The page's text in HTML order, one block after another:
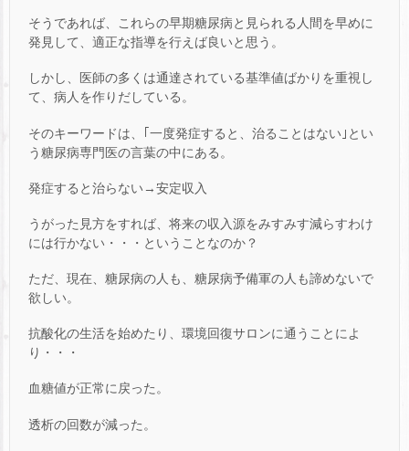
そうであれば、これらの早期糖尿病と見られる人間を早めに
発見して、適正な指導を行えば良いと思う。
しかし、医師の多くは通達されている基準値ばかりを重視し
て、病人を作りだしている。
そのキーワードは、｢一度発症すると、治ることはない｣とい
う糖尿病専門医の言葉の中にある。
発症すると治らない→安定収入
うがった見方をすれば、将来の収入源をみすみす減らすわけ
には行かない・・・ということなのか？
ただ、現在、糖尿病の人も、糖尿病予備軍の人も諦めないで
欲しい。
抗酸化の生活を始めたり、環境回復サロンに通うことによ
り・・・
血糖値が正常に戻った。
透析の回数が減った。